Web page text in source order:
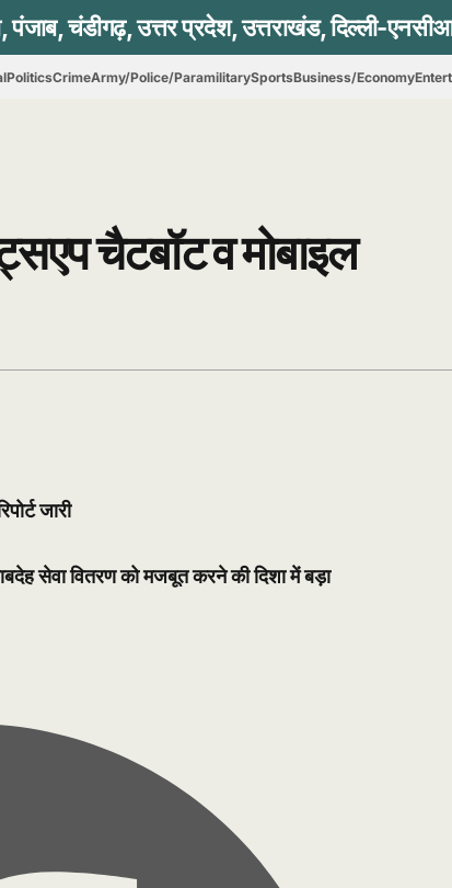
PoliticsCrimeArmy/Police/ParamilitarySportsBusiness/Economy
चैटबॉट व मोबाइल
जारी
सेवा वितरण को मजबूत करने की दिशा में बड़ा